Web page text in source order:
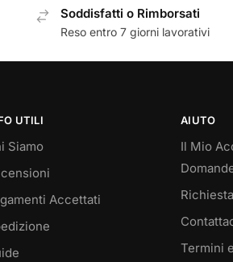
Soddisfatti o Rimborsati
Reso entro 7 giorni lavorativi
UTILI
Siamo
Accettati
AIUTO
Il Mio
Termini